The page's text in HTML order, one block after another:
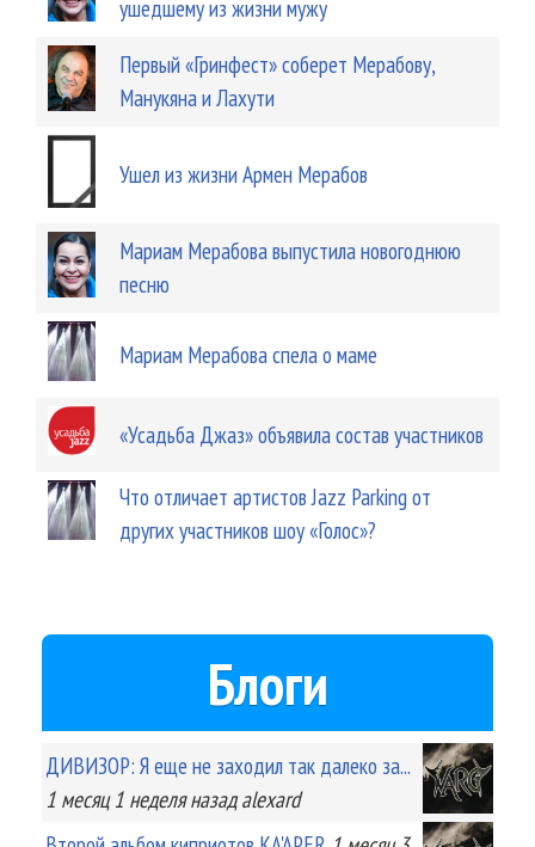
ушедшему из жизни мужу
Первый «Гринфест» соберет Мерабову,
Манукяна и Лахути
Ушел из жизни Армен Мерабов
Мариам Мерабова выпустила новогоднюю
песню
Мариам Мерабова спела о маме
«Усадьба Джаз» объявила состав участников
Что отличает артистов Jazz Parking от
других участников шоу «Голос»?
Блоги
ДИВИЗОР: Я еще не заходил так далеко за...
1 месяц 1 неделяназад alexard